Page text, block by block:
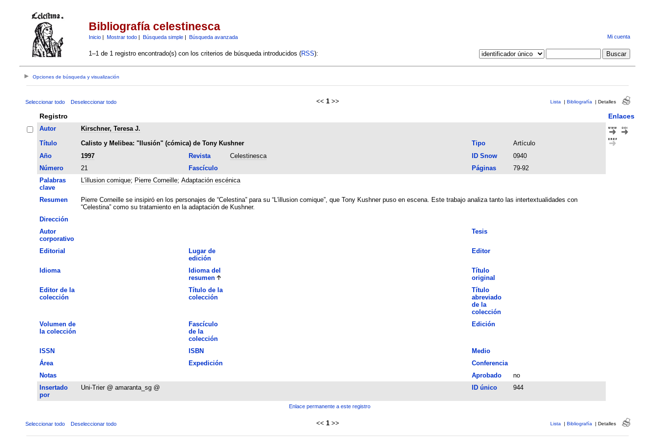
Bibliografía celestinesca
Inicio| Mostrar todo| Búsqueda simple| Búsqueda avanzada Mi cuenta
1–1 de 1 registro encontrado(s) con los criterios de búsqueda introducidos (RSS):
Opciones de búsqueda y visualización
Seleccionar todo Deseleccionar todo << 1 >> Lista | Bibliografía | Detalles
Registro Enlaces
Autor
Kirschner, Teresa J.
Título
Calisto y Melibea: "Ilusión" (cómica) de Tony Kushner Tipo
Artículo
Año
1997 Revista Celestinesca ID Snow
0940
Número
21 Fascículo Páginas
79-92
Palabras
clave
L'illusion comique; Pierre Corneille; Adaptación escénica
Resumen
Pierre Corneille se insipiró en los personajes de “Celestina” para su “L'illusion comique”, que Tony Kushner puso en escena. Este trabajo analiza tanto las intertextualidades con
“Celestina” como su tratamiento en la adaptación de Kushner.
Dirección
Autor
corporativo
Tesis
Editorial
Lugar de
edición
Editor
Idioma
Idioma del
resumen
Título
original
Editor de la
colección
Título de la
colección
Título
abreviado
de la
colección
Volumen de
la colección
Fascículo
de la
colección
Edición
ISSN ISBN
Medio
Área
Expedición
Conferencia
Notas
Aprobado
no
Insertado
por
Uni-Trier @ amaranta_sg @ ID único 944
Enlace permanente a este registro
Seleccionar todo Deseleccionar todo << 1 >> Lista | Bibliografía | Detalles